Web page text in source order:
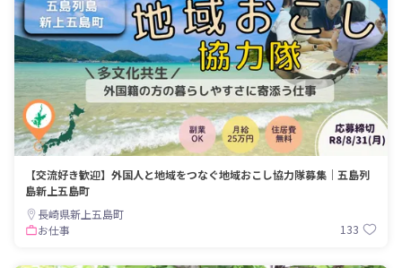
【交流好き歓迎】外国人と地域をつなぐ地域おこし協力隊募集｜五島列
島新上五島町
長崎県新上五島町
お仕事
133